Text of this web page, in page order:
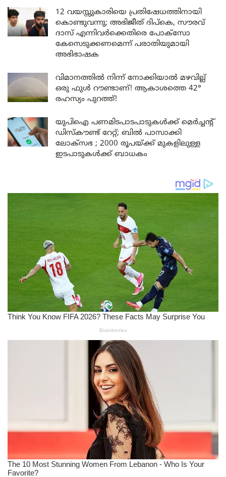
12 വയസ്സുകാരിയെ പ്രതിഷേധത്തിനായി
കൊണ്ടുവന്നു; അഭിജീത് ദിപ്കെ, സൗരവ്
ദാസ് എന്നിവർക്കെതിരെ പോക്സോ
കേസെടുക്കണമെന്ന് പരാതിയുമായി
അഭിഭാഷക
വിമാനത്തിൽ നിന്ന് നോക്കിയാൽ മഴവില്ല്
ഒരു ഫുൾ റൗണ്ടാണ്! ആകാശത്തെ 42°
രഹസ്യം പുറത്ത്!
യുപിഐ പണമിടപാടപാടുകൾക്ക് മെർച്ചന്റ്
ഡിസ്കൗണ്ട് റേറ്റ്; ബിൽ പാസാക്കി
ലോക്സഭ ; 2000 രൂപയ്ക്ക് മുകളിലുള്ള
ഇടപാടുകൾക്ക് ബാധകം